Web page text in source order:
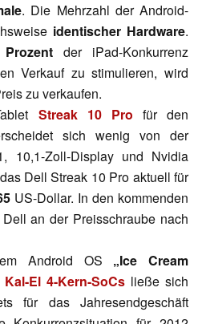
. Die Mehrzahl der Android-
identischer Hardware.
der iPad-Konkurrenz
Verkauf zu stimulieren, wird
zu verkaufen.
Streak 10 Pro für den
sich wenig von der
10,1-Zoll-Display und Nvidia
Dell Streak 10 Pro aktuell für
US-Dollar. In den kommenden
an der Preisschraube nach
Android OS „Ice Cream
Kal-El 4-Kern-SoCs ließe sich
für das Jahresendgeschäft